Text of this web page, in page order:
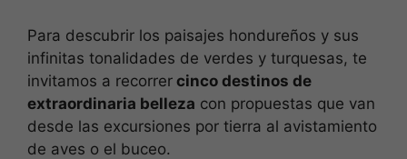
Para descubrir los paisajes hondureños y sus
infinitas tonalidades de verdes y turquesas, te
invitamos a recorrer cinco destinos de
extraordinaria belleza con propuestas que van
desde las excursiones por tierra al avistamiento
de aves o el buceo.